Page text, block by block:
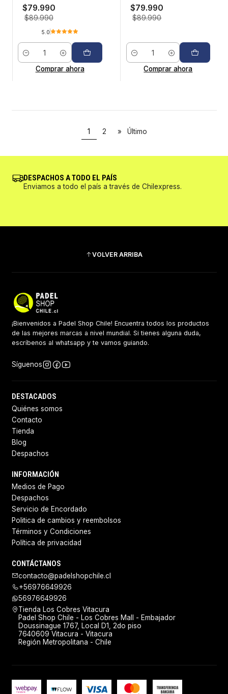
$79.990
$89.990
5.0
Cantidad
Comprar ahora
$79.990
$89.990
Cantidad
Comprar ahora
1 2 » Último
DESPACHOS A TODO EL PAÍS
Enviamos a todo el país a través de Chilexpress.
VOLVER ARRIBA
¡Bienvenidos a Padel Shop Chile! Encuentra todos los productos
de las mejores marcas a nivel mundial. Si tienes alguna duda,
escríbenos al whatsapp y te vamos guiando.
Síguenos
DESTACADOS
Quiénes somos
Contacto
Tienda
Blog
Despachos
INFORMACIÓN
Medios de Pago
Despachos
Servicio de Encordado
Politica de cambios y reembolsos
Términos y Condiciones
Política de privacidad
CONTÁCTANOS
contacto@padelshopchile.cl
+56976649926
56976649926
Tienda Los Cobres Vitacura
Padel Shop Chile - Los Cobres Mall - Embajador
Doussinague 1767, Local D1, 2do piso
7640609 Vitacura - Vitacura
Región Metropolitana - Chile